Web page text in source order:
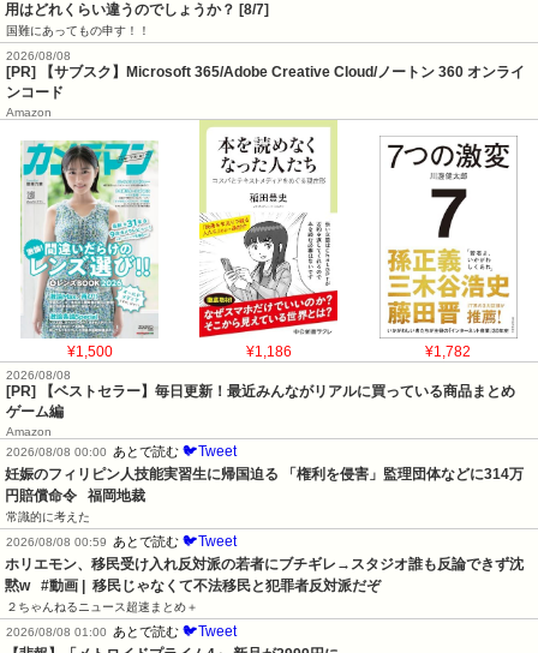
用はどれくらい違うのでしょうか？ [8/7]
国難にあってもの申す！！
2026/08/08
[PR] 【サブスク】Microsoft 365/Adobe Creative Cloud/ノートン 360 オンライ
ンコード
Amazon
¥1,500 ¥1,186 ¥1,782
2026/08/08
[PR] 【ベストセラー】毎日更新！最近みんながリアルに買っている商品まとめ
ゲーム編
Amazon
2026/08/08 00:00
あとで読む 🐦Tweet
妊娠のフィリピン人技能実習生に帰国迫る 「権利を侵害」監理団体などに314万
円賠償命令   福岡地裁
常識的に考えた
2026/08/08 00:59
あとで読む 🐦Tweet
ホリエモン、移民受け入れ反対派の若者にブチギレ→スタジオ誰も反論できず沈
黙w   #動画 |  移民じゃなくて不法移民と犯罪者反対派だぞ
２ちゃんねるニュース超速まとめ＋
2026/08/08 01:00
あとで読む 🐦Tweet